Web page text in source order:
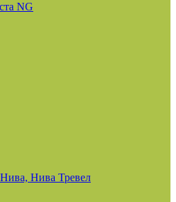
NG
Нива Тревел